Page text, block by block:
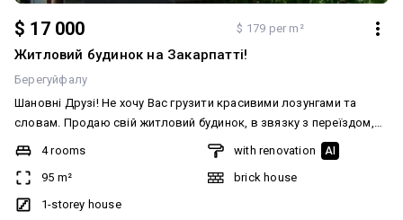
$ 17 000 $ 179 per m²
Житловий будинок на Закарпатті!
Берегуйфалу
Шановні Друзі! Не хочу Вас грузити красивими лозунгами та
словам. Продаю свій житловий будинок, в звязку з переїздом,
вот і все. Розташований будинок в селі Берегуйфалу,
Берегівського району, близько до районного центру. На відстані
20 км., від кордону Європейського союзу. Три великі кімнати,
кухня, ванна, дві прихожі, два оремих входа. Величезний гараж,
4 rooms
95 m²
1-storey house
with renovation AI
brick house